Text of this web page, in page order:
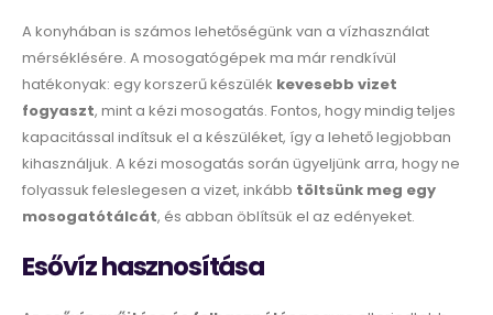
A konyhában is számos lehetőségünk van a vízhasználat
mérséklésére. A mosogatógépek ma már rendkívül
hatékonyak: egy korszerű készülék kevesebb vizet
fogyaszt, mint a kézi mosogatás. Fontos, hogy mindig teljes
kapacitással indítsuk el a készüléket, így a lehető legjobban
kihasználjuk. A kézi mosogatás során ügyeljünk arra, hogy ne
folyassuk feleslegesen a vizet, inkább töltsünk meg egy
mosogatótálcát, és abban öblítsük el az edényeket.
Esővíz hasznosítása